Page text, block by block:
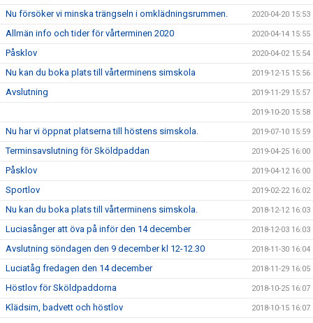
Nu försöker vi minska trängseln i omklädningsrummen. 2020-04-20 15:53
Allmän info och tider för vårterminen 2020 2020-04-14 15:55
Påsklov 2020-04-02 15:54
Nu kan du boka plats till vårterminens simskola 2019-12-15 15:56
Avslutning 2019-11-29 15:57
2019-10-20 15:58
Nu har vi öppnat platserna till höstens simskola. 2019-07-10 15:59
Terminsavslutning för Sköldpaddan 2019-04-25 16:00
Påsklov 2019-04-12 16:00
Sportlov 2019-02-22 16:02
Nu kan du boka plats till vårterminens simskola. 2018-12-12 16:03
Luciasånger att öva på inför den 14 december 2018-12-03 16:03
Avslutning söndagen den 9 december kl 12-12.30 2018-11-30 16:04
Luciatåg fredagen den 14 december 2018-11-29 16:05
Höstlov för Sköldpaddorna 2018-10-25 16:07
Klädsim, badvett och höstlov 2018-10-15 16:07